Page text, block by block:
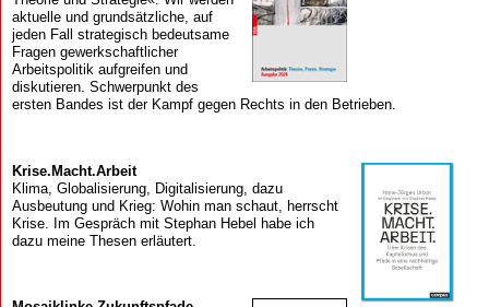
aktuelle und grundsätzliche, auf
jeden Fall strategisch bedeutsame
Fragen gewerkschaftlicher
Arbeitspolitik aufgreifen und
diskutieren. Schwerpunkt des
ersten Bandes ist der Kampf gegen Rechts in den Betrieben.
Krise.Macht.Arbeit
Klima, Globalisierung, Digitalisierung, dazu
Ausbeutung und Krieg: Wohin man schaut, herrscht
Krise. Im Gespräch mit Stephan Hebel habe ich
dazu meine Thesen erläutert.